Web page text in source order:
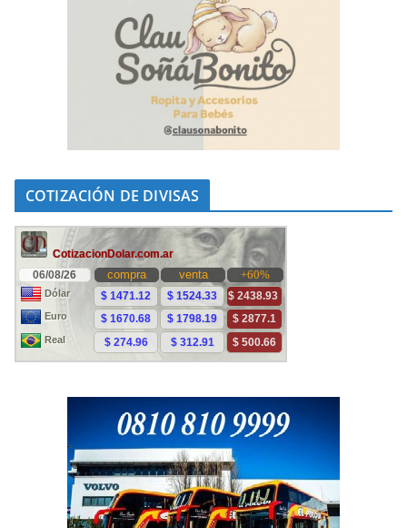
COTIZACIÓN DE DIVISAS